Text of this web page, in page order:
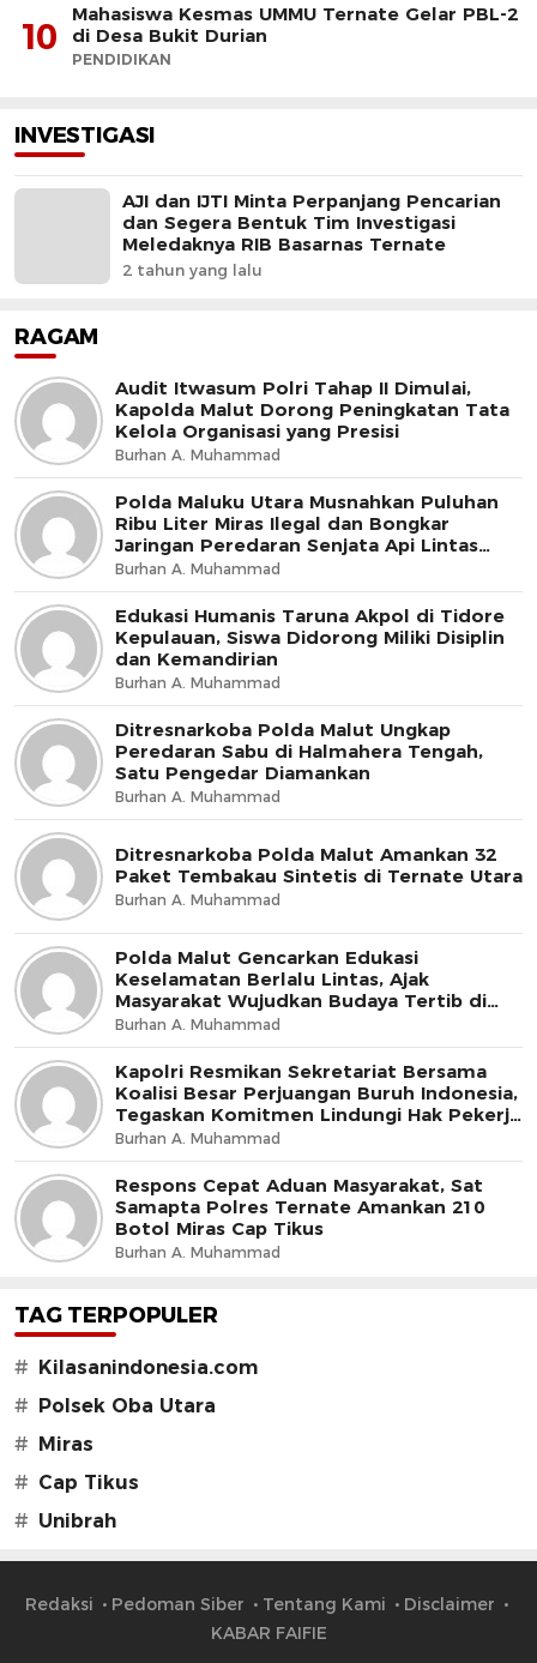
10
Mahasiswa Kesmas UMMU Ternate Gelar PBL-2
di Desa Bukit Durian
PENDIDIKAN
INVESTIGASI
AJI dan IJTI Minta Perpanjang Pencarian
dan Segera Bentuk Tim Investigasi
Meledaknya RIB Basarnas Ternate
2 tahun yang lalu
RAGAM
Audit Itwasum Polri Tahap II Dimulai,
Kapolda Malut Dorong Peningkatan Tata
Kelola Organisasi yang Presisi
Burhan A. Muhammad
Polda Maluku Utara Musnahkan Puluhan
Ribu Liter Miras Ilegal dan Bongkar
Jaringan Peredaran Senjata Api Lintas
Negara
Burhan A. Muhammad
Edukasi Humanis Taruna Akpol di Tidore
Kepulauan, Siswa Didorong Miliki Disiplin
dan Kemandirian
Burhan A. Muhammad
Ditresnarkoba Polda Malut Ungkap
Peredaran Sabu di Halmahera Tengah,
Satu Pengedar Diamankan
Burhan A. Muhammad
Ditresnarkoba Polda Malut Amankan 32
Paket Tembakau Sintetis di Ternate Utara
Burhan A. Muhammad
Polda Malut Gencarkan Edukasi
Keselamatan Berlalu Lintas, Ajak
Masyarakat Wujudkan Budaya Tertib di
Jalan
Burhan A. Muhammad
Kapolri Resmikan Sekretariat Bersama
Koalisi Besar Perjuangan Buruh Indonesia,
Tegaskan Komitmen Lindungi Hak Pekerja
dan Jaga Iklim Investasi
Burhan A. Muhammad
Respons Cepat Aduan Masyarakat, Sat
Samapta Polres Ternate Amankan 210
Botol Miras Cap Tikus
Burhan A. Muhammad
TAG TERPOPULER
# Kilasanindonesia.com
# Polsek Oba Utara
# Miras
# Cap Tikus
# Unibrah
Redaksi Pedoman Siber Tentang Kami
Disclaimer
KABAR FAIFIE